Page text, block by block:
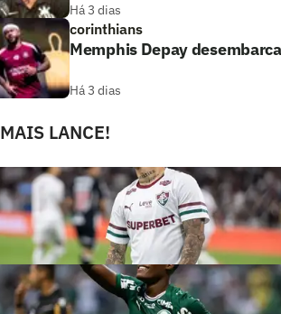
Há 3 dias
corinthians
Memphis Depay
Há 3 dias
MAIS LANCE!